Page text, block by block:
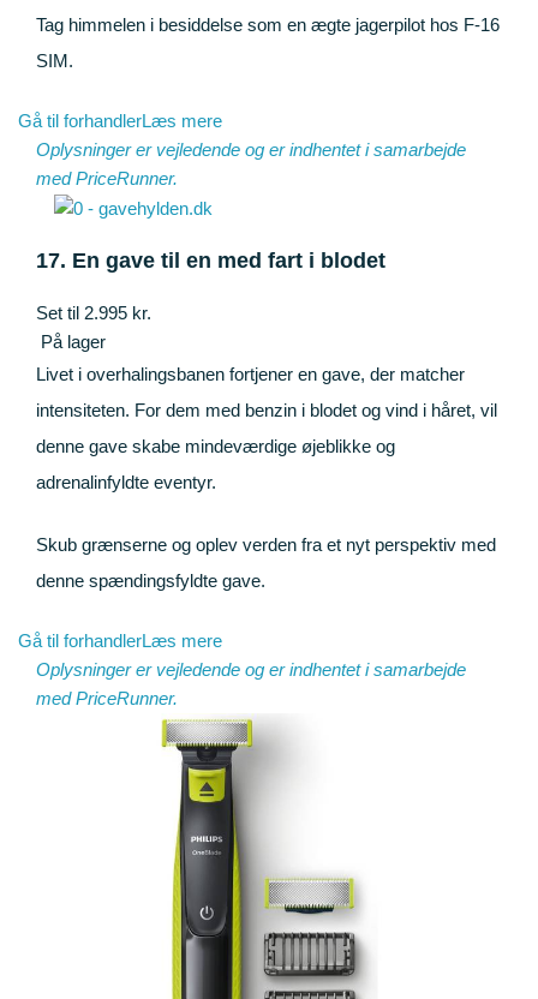
Tag himmelen i besiddelse som en ægte jagerpilot hos F-16
SIM.
Gå til forhandlerLæs mere
Oplysninger er vejledende og er indhentet i samarbejde
medPriceRunner.
17. En gave til en med fart i blodet
Set til 2.995 kr.
På lager
Livet i overhalingsbanen fortjener en gave, der matcher
intensiteten. For dem med benzin i blodet og vind i håret, vil
denne gave skabe mindeværdige øjeblikke og
adrenalinfyldte eventyr.
Skub grænserne og oplev verden fra et nyt perspektiv med
denne spændingsfyldte gave.
Gå til forhandlerLæs mere
Oplysninger er vejledende og er indhentet i samarbejde
medPriceRunner.